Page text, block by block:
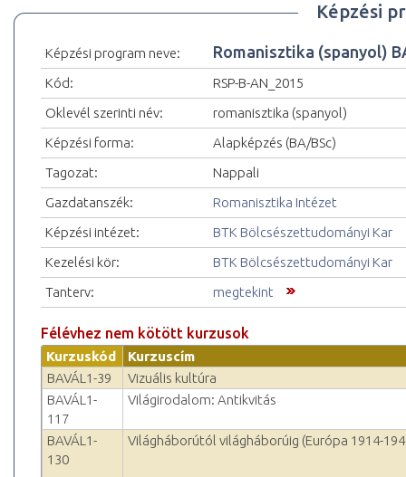
Képzési
Képzési program neve: Romanisztika (spanyol)
Kód:
RSP-B-AN_2015
Oklevél szerinti név:
romanisztika (spanyol)
Képzési forma:
Alapképzés (BA/BSc)
Tagozat:
Nappali
Gazdatanszék:
Romanisztika Intézet
Képzési intézet:
BTK Bölcsészettudományi Kar
Kezelési kör:
BTK Bölcsészettudományi Kar
Tanterv:
megtekint
Félévhez nem kötött kurzusok
Kurzuskód
Kurzuscím
BAVÁL1-39
Vizuális kultúra
BAVÁL1-
117
Világirodalom: Antikvitás
BAVÁL1-
130
Világháborútól világháborúig (Európa 1914-